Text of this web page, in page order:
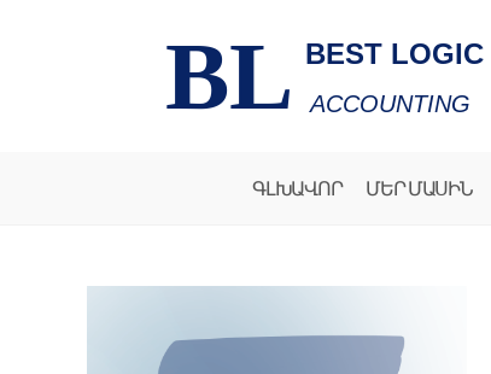
BL BEST LOGIC
ACCOUNTING
ԳԼԽԱՎՈՐ ՄԵՐ ՄԱՍԻՆ